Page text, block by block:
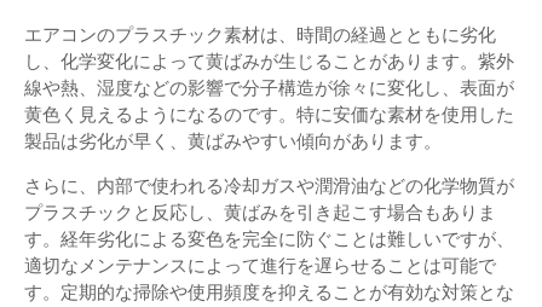
エアコンのプラスチック素材は、時間の経過とともに劣化
し、化学変化によって黄ばみが生じることがあります。紫外
線や熱、湿度などの影響で分子構造が徐々に変化し、表面が
黄色く見えるようになるのです。特に安価な素材を使用した
製品は劣化が早く、黄ばみやすい傾向があります。
さらに、内部で使われる冷却ガスや潤滑油などの化学物質が
プラスチックと反応し、黄ばみを引き起こす場合もありま
す。経年劣化による変色を完全に防ぐことは難しいですが、
適切なメンテナンスによって進行を遅らせることは可能で
す。定期的な掃除や使用頻度を抑えることが有効な対策とな